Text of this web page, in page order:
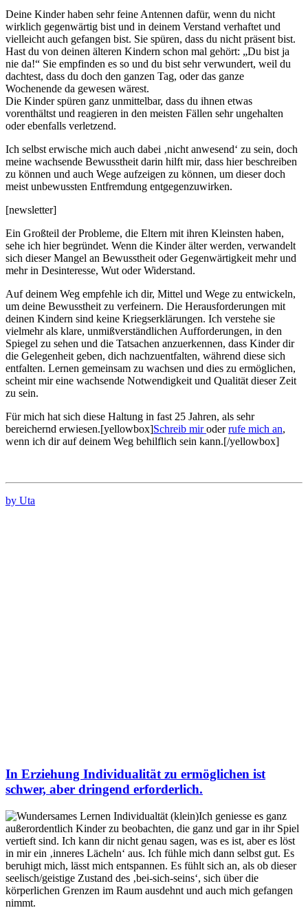
Deine Kinder haben sehr feine Antennen dafür, wenn du nicht
wirklich gegenwärtig bist und in deinem Verstand verhaftet und
vielleicht auch gefangen bist. Sie spüren, dass du nicht präsent bist.
Hast du von deinen älteren Kindern schon mal gehört: „Du bist ja
nie da!“ Sie empfinden es so und du bist sehr verwundert, weil du
dachtest, dass du doch den ganzen Tag, oder das ganze
Wochenende da gewesen wärest.
Die Kinder spüren ganz unmittelbar, dass du ihnen etwas
vorenthältst und reagieren in den meisten Fällen sehr ungehalten
oder ebenfalls verletzend.
Ich selbst erwische mich auch dabei ‚nicht anwesend‘ zu sein, doch
meine wachsende Bewusstheit darin hilft mir, dass hier beschreiben
zu können und auch Wege aufzeigen zu können, um dieser doch
meist unbewussten Entfremdung entgegenzuwirken.
[newsletter]
Ein Großteil der Probleme, die Eltern mit ihren Kleinsten haben,
sehe ich hier begründet. Wenn die Kinder älter werden, verwandelt
sich dieser Mangel an Bewusstheit oder Gegenwärtigkeit mehr und
mehr in Desinteresse, Wut oder Widerstand.
Auf deinem Weg empfehle ich dir, Mittel und Wege zu entwickeln,
um deine Bewusstheit zu verfeinern. Die Herausforderungen mit
deinen Kindern sind keine Kriegserklärungen. Ich verstehe sie
vielmehr als klare, unmißverständlichen Aufforderungen, in den
Spiegel zu sehen und die Tatsachen anzuerkennen, dass Kinder dir
die Gelegenheit geben, dich nachzuentfalten, während diese sich
entfalten. Lernen gemeinsam zu wachsen und dies zu ermöglichen,
scheint mir eine wachsende Notwendigkeit und Qualität dieser Zeit
zu sein.
Für mich hat sich diese Haltung in fast 25 Jahren, als sehr
bereichernd erwiesen.[yellowbox]Schreib miroderrufe mich an,
wenn ich dir auf deinem Weg behilflich sein kann.[/yellowbox]
by Uta
In Erziehung Individualität zu ermöglichen ist
schwer, aber dringend erforderlich.
Ich geniesse es ganz
außerordentlich Kinder zu beobachten, die ganz und gar in ihr Spiel
vertieft sind. Ich kann dir nicht genau sagen, was es ist, aber es löst
in mir ein ‚inneres Lächeln‘ aus. Ich fühle mich dann selbst gut. Es
beruhigt mich, lässt mich entspannen. Es fühlt sich an, als ob dieser
seelisch/geistige Zustand des ‚bei-sich-seins‘, sich über die
körperlichen Grenzen im Raum ausdehnt und auch mich gefangen
nimmt.